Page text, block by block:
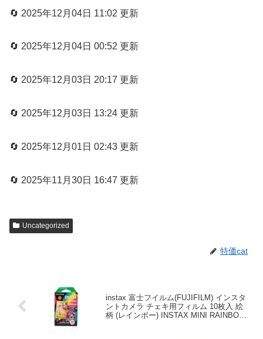
🔄 2025年12月04日 11:02 更新
🔄 2025年12月04日 00:52 更新
🔄 2025年12月03日 20:17 更新
🔄 2025年12月03日 13:24 更新
🔄 2025年12月01日 02:43 更新
🔄 2025年11月30日 16:47 更新
Uncategorized
特価cat
instax 富士フイルム(FUJIFILM) インスタ
ントカメラ チェキ用フィルム 10枚入 絵
柄 (レインボー) INSTAX MINI RAINBOW